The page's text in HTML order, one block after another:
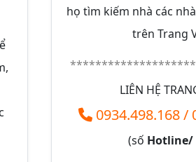
họ tìm kiếm nhà các
trên Trang
LIÊN HỆ
0934.498.168/
(số Hotline/